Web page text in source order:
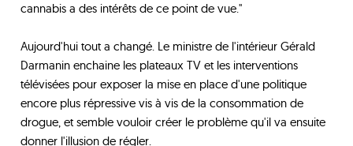
cannabis a des intérêts de ce point de vue."
Aujourd'hui tout a changé. Le ministre de l'intérieur Gérald
Darmanin enchaine les plateaux TV et les interventions
télévisées pour exposer la mise en place d'une politique
encore plus répressive vis à vis de la consommation de
drogue, et semble vouloir créer le problème qu'il va ensuite
donner l'illusion de régler.